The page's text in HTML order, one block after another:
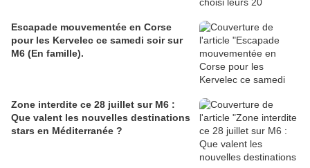
Escapade mouvementée en Corse
pour les Kervelec ce samedi soir sur
M6 (En famille).
Zone interdite ce 28 juillet sur M6 :
Que valent les nouvelles destinations
stars en Méditerranée ?